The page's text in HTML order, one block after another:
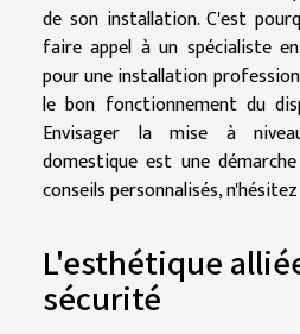
de son installation. C'est
faire appel à un spécialiste
pour une installation
le bon fonctionnement du
Envisager la mise à
domestique est une
conseils personnalisés,
L'esthétique
sécurité